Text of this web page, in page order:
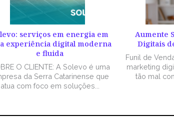
serviços em energia em
experiência digital moderna
e fluida
O CLIENTE: A Solevo é uma
da Serra Catarinense que
atua com foco em soluções...
Aumente
Digitais
Funil de
marketing
tão mal